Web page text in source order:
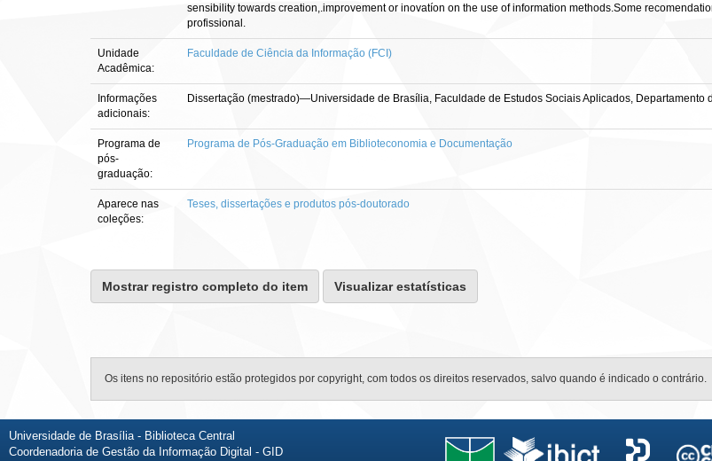
sensibility towards creation,.improvement or inovatíon on the use of information methods.Some
profissional.
Unidade
Acadêmica:
Faculdade de Ciência da Informação (FCI)
Informações
adicionais:
Dissertação (mestrado)—Universidade de Brasília, Faculdade de Estudos Sociais Aplicados, Departamento
Programa de
pós-
graduação:
Programa de Pós-Graduação em Biblioteconomia e Documentação
Aparece nas
coleções:
Teses, dissertações e produtos pós-doutorado
Mostrar registro completo do item Visualizar estatísticas
Os itens no repositório estão protegidos por copyright, com todos os direitos reservados, salvo quando é indicado o contrário.
Universidade de Brasília - Biblioteca Central
Coordenadoria de Gestão da Informação Digital - GID